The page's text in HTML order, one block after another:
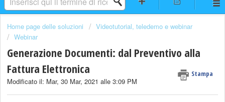
Home page delle soluzioni
Videotutorial, teledemo e webinar
Webinar
Generazione Documenti: dal Preventivo alla
Fattura Elettronica
Stampa
Modificato il: Mar, 30 Mar, 2021 alle 3:09 PM